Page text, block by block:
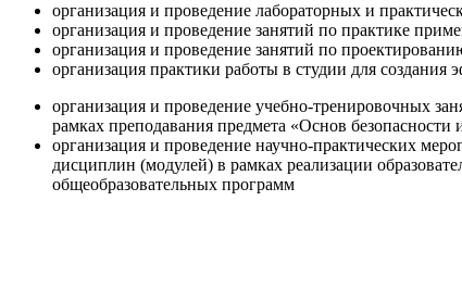
организация и проведение лабораторных и
организация и проведение занятий по практике
организация и проведение занятий по
организация практики работы в студии для
организация и проведение учебно-тренировочных
рамках преподавания предмета «Основ
организация и проведение научно-практических
дисциплин (модулей) в рамках реализации
общеобразовательных программ